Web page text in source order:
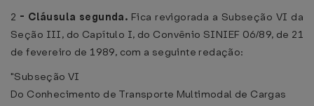
2 - Cláusula segunda. Fica revigorada a Subseção VI da
Seção III, do Capítulo I, do Convênio SINIEF 06/89, de 21
de fevereiro de 1989, com a seguinte redação:
"Subseção VI
Do Conhecimento de Transporte Multimodal de Cargas